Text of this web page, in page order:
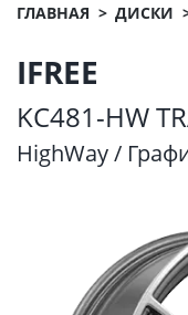
ГЛАВНАЯ ДИСКИ
IFREE
KC481-HW
HighWay /